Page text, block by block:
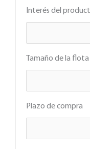
Interés del
Tamaño de la flota
Plazo de compra